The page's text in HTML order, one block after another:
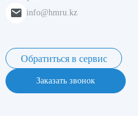
info@hmru.kz
Обратиться в сервис
Заказать звонок